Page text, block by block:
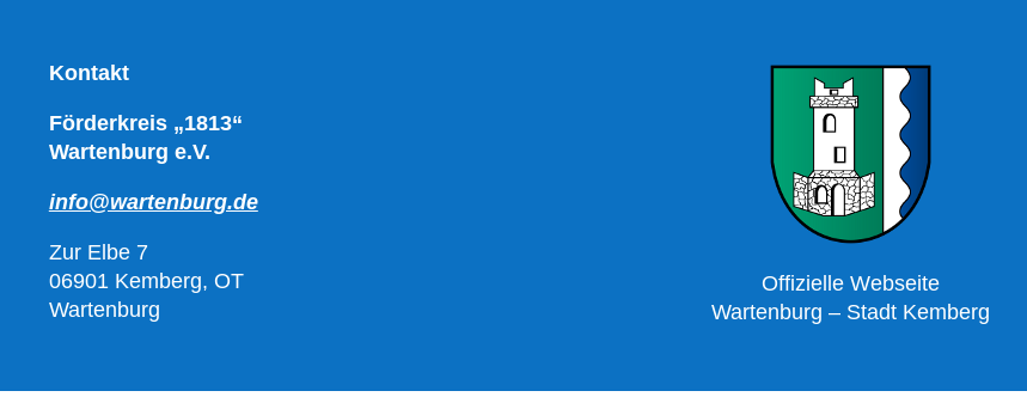
Kontakt
Förderkreis „1813“
Wartenburg e.V.
info@wartenburg.de
Zur Elbe 7
06901 Kemberg, OT
Wartenburg
Offizielle Webseite
Wartenburg – Stadt Kemberg